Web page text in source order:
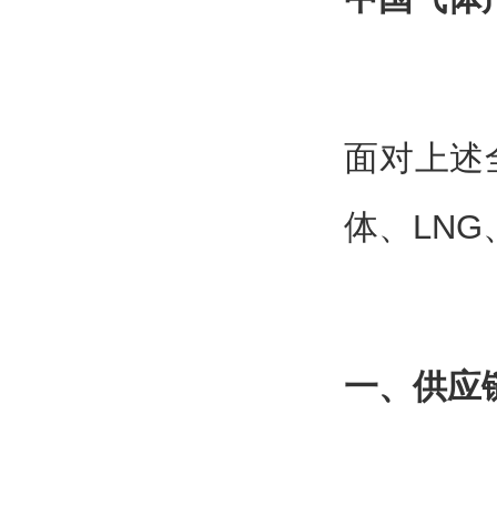
面对上述
体、LNG
一、供应